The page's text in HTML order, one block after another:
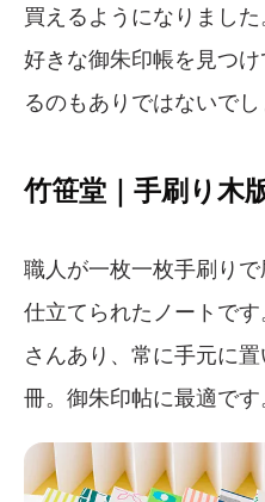
買えるようになりました
好きな御朱印帳を見つ
るのもありではないでし
竹笹堂｜手刷り木
職人が一枚一枚手刷り
仕立てられたノートで
さんあり、常に手元に
冊。御朱印帖に最適です